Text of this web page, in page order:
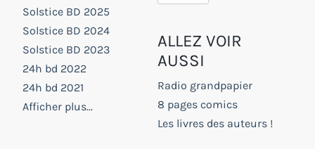
Solstice BD 2025
Solstice BD 2024
Solstice BD 2023
24h bd 2022
24h bd 2021
Afficher plus...
ALLEZ VOIR
AUSSI
Radio grandpapier
8 pages comics
Les livres des auteurs !